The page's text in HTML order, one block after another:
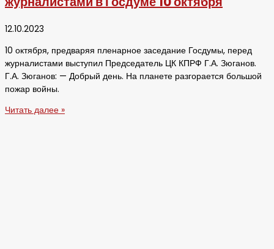
12.10.2023
10 октября, предваряя пленарное заседание Госдумы, перед
журналистами выступил Председатель ЦК КПРФ Г.А. Зюганов.
Г.А. Зюганов: — Добрый день. На планете разгорается большой
пожар войны.
Читать далее »